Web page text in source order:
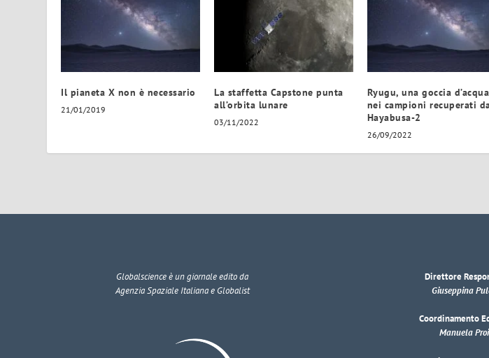
Il pianeta X non è necessario
21/01/2019
La staffetta Capstone punta
all’orbita lunare
03/11/2022
Ryugu, una goccia d’acqua
nei campioni recuperati
Hayabusa-2
26/09/2022
Globalscienceè un giornale edito da
Agenzia Spaziale Italiana e Globalist
Direttore
Giuseppina
Coordinamento
Manuela